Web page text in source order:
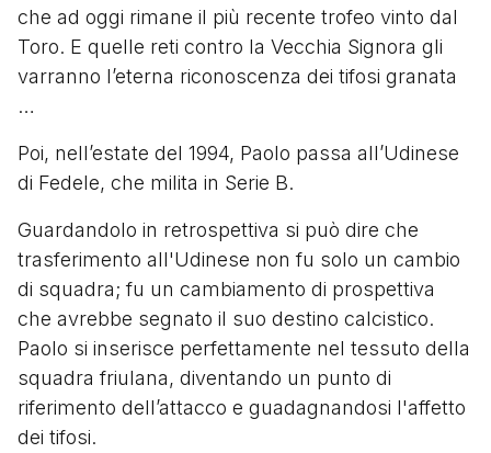
che ad oggi rimane il più recente trofeo vinto dal
Toro. E quelle reti contro la Vecchia Signora gli
varranno l’eterna riconoscenza dei tifosi granata
…
Poi, nell’estate del 1994, Paolo passa all’Udinese
di Fedele, che milita in Serie B.
Guardandolo in retrospettiva si può dire che
trasferimento all'Udinese non fu solo un cambio
di squadra; fu un cambiamento di prospettiva
che avrebbe segnato il suo destino calcistico.
Paolo si inserisce perfettamente nel tessuto della
squadra friulana, diventando un punto di
riferimento dell’attacco e guadagnandosi l'affetto
dei tifosi.